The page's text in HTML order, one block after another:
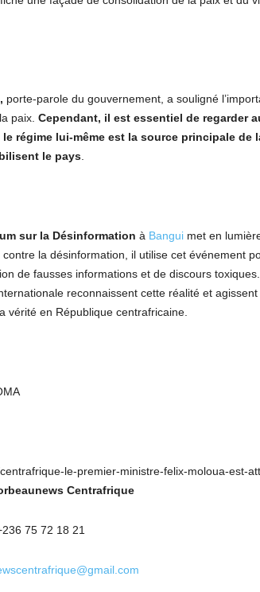
porte-parole du gouvernement, a souligné
paix. Cependant, il est essentiel de regarder
le régime lui-même est la source principale de
le pays
sur la Désinformation à Bangui met en
la désinformation, il utilise cet événement
de fausses informations et de discours
reconnaissent cette réalité et
vérité en République centrafricaine.
centrafrique-le-premier-ministre-felix-moloua-est-
Centrafrique
75 72 18 21